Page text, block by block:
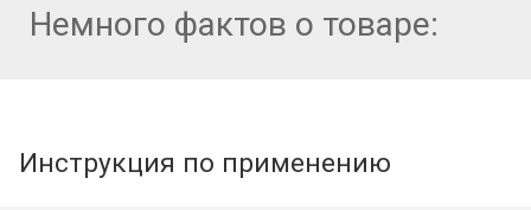
Немного фактов о товаре:
Инструкция по применению